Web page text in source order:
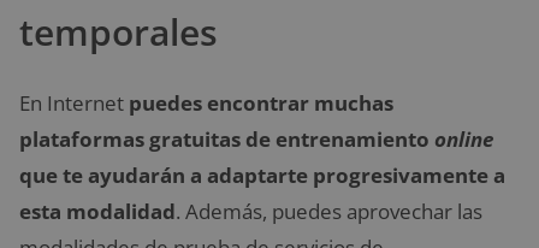
temporales
En Internet puedes encontrar muchas
plataformas gratuitas de entrenamiento online
que te ayudarán a adaptarte progresivamente a
esta modalidad. Además, puedes aprovechar las